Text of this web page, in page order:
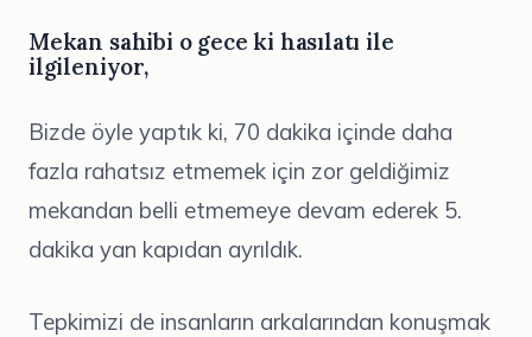
Mekan sahibi o gece ki hasılatı ile
ilgileniyor,
Bizde öyle yaptık ki, 70 dakika içinde daha
fazla rahatsız etmemek için zor geldiğimiz
mekandan belli etmemeye devam ederek 5.
dakika yan kapıdan ayrıldık.
Tepkimizi de insanların arkalarından konuşmak